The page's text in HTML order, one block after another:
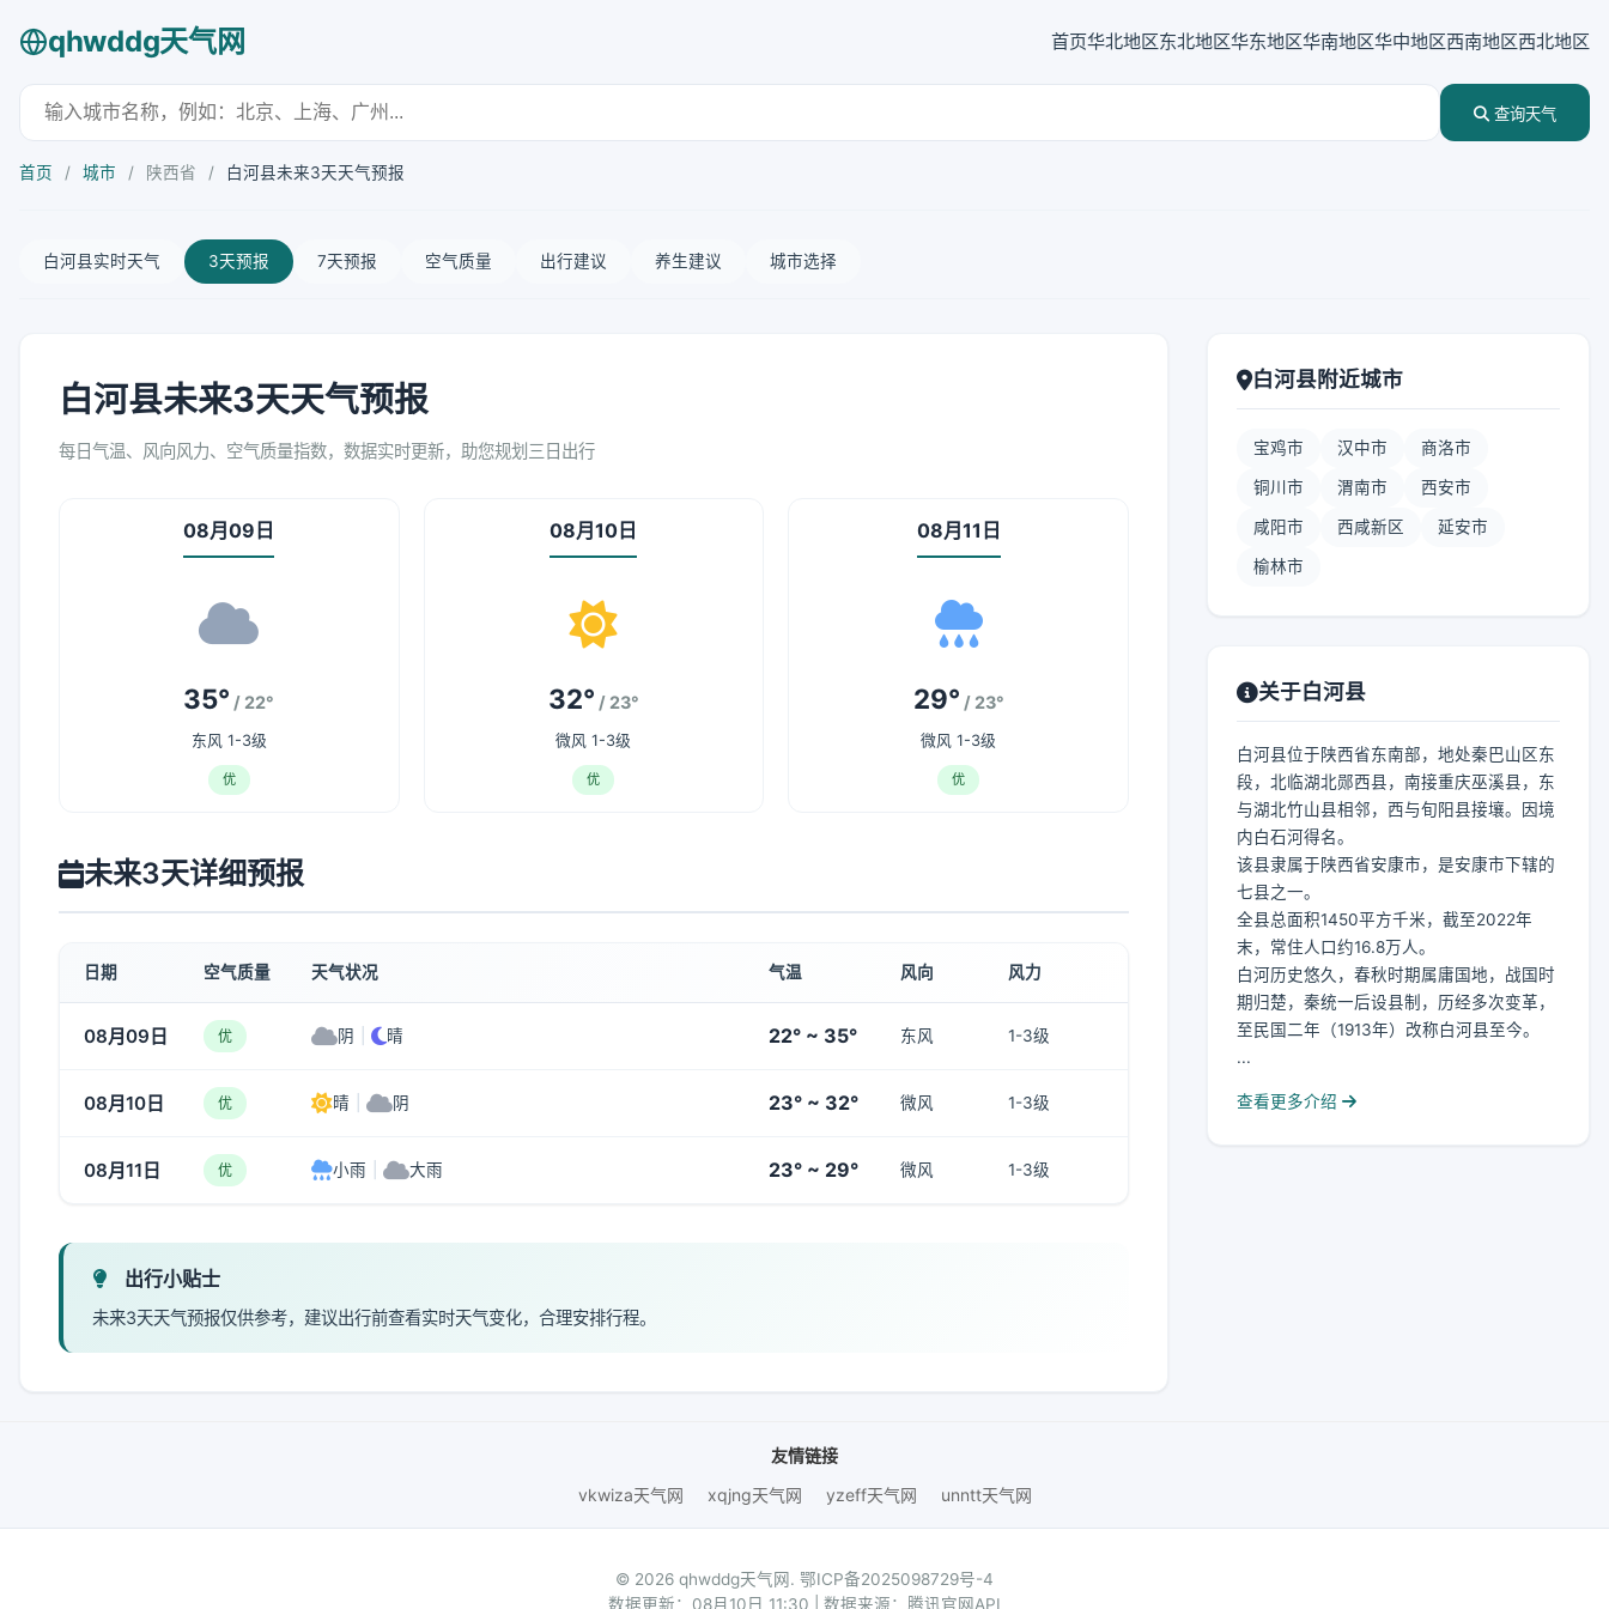
qhwddg天气网 首页华北地区东北地区华东地区华南地区华中地区西南地区西北地区
查询天气
首页 / 城市 / 陕西省 / 白河县未来3天天气预报
白河县实时天气 3天预报 7天预报 空气质量 出行建议 养生建议 城市选择
白河县未来3天天气预报
每日气温、风向风力、空气质量指数，数据实时更新，助您规划三日出行
08月09日
35° / 22°
东风 1-3级
优
08月10日
32° / 23°
微风 1-3级
优
08月11日
29° / 23°
微风 1-3级
优
未来3天详细预报
日期 空气质量 天气状况 气温 风向 风力
08月09日 优 阴 晴 22° ~ 35° 东风 1-3级
08月10日 优 晴 阴 23° ~ 32° 微风 1-3级
08月11日 优 小雨 大雨 23° ~ 29° 微风 1-3级
出行小贴士
未来3天天气预报仅供参考，建议出行前查看实时天气变化，合理安排行程。
白河县附近城市
宝鸡市 汉中市 商洛市
铜川市 渭南市 西安市
咸阳市 西咸新区 延安市
榆林市
关于白河县
白河县位于陕西省东南部，地处秦巴山区东
段，北临湖北郧西县，南接重庆巫溪县，东
与湖北竹山县相邻，西与旬阳县接壤。因境
内白石河得名。
该县隶属于陕西省安康市，是安康市下辖的
七县之一。
全县总面积1450平方千米，截至2022年
末，常住人口约16.8万人。
白河历史悠久，春秋时期属庸国地，战国时
期归楚，秦统一后设县制，历经多次变革，
至民国二年（1913年）改称白河县至今。
...
查看更多介绍
友情链接
vkwiza天气网
xqjng天气网 yzeff天气网 unntt天气网
© 2026 qhwddg天气网. 鄂ICP备2025098729号-4
数据更新：08月10日 11:30 | 数据来源：腾讯官网API